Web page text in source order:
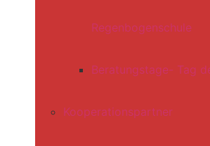
Regenbogenschule
Beratungstage- Tag
Kooperationspartner